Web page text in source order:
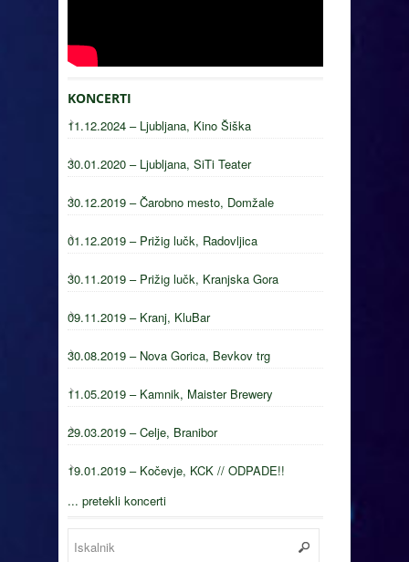
KONCERTI
11.12.2024 – Ljubljana, Kino Šiška
30.01.2020 – Ljubljana, SiTi Teater
30.12.2019 – Čarobno mesto, Domžale
01.12.2019 – Prižig lučk, Radovljica
30.11.2019 – Prižig lučk, Kranjska Gora
09.11.2019 – Kranj, KluBar
30.08.2019 – Nova Gorica, Bevkov trg
11.05.2019 – Kamnik, Maister Brewery
29.03.2019 – Celje, Branibor
19.01.2019 – Kočevje, KCK // ODPADE!!
... pretekli koncerti